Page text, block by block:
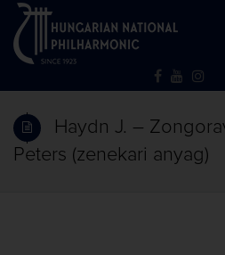
Haydn J. –
Peters (zenekari anyag)